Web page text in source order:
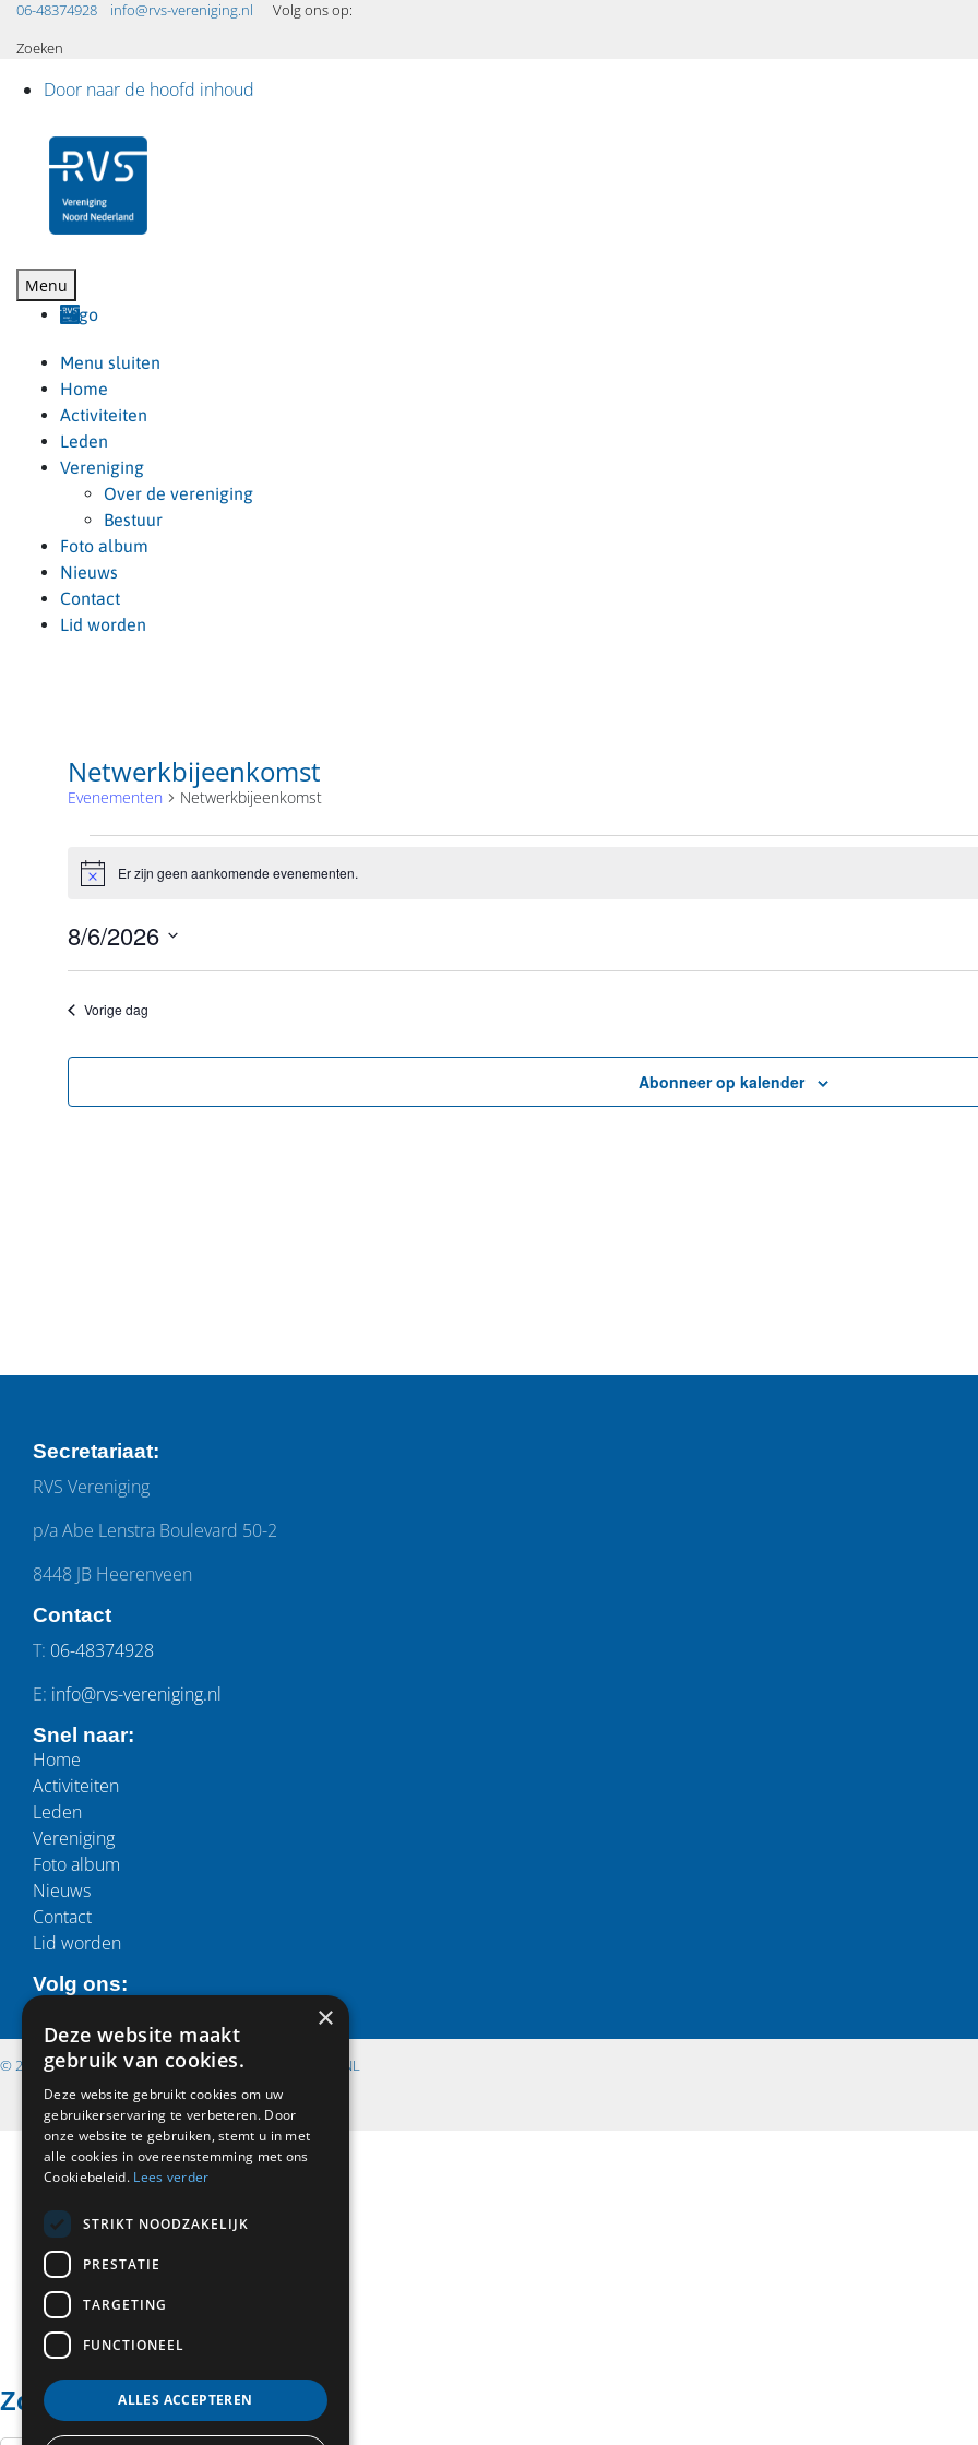
06-48374928 info@rvs-vereniging.nl Volg ons op:
Zoeken
Door naar de hoofd inhoud
RVS Vereniging
Header
Rechts
Logo
Menu sluiten
Home
Activiteiten
Leden
Vereniging
Over de vereniging
Bestuur
Foto album
Nieuws
Contact
Lid worden
Netwerkbijeenkomst
Evenementen Netwerkbijeenkomst
in
6,
BerichtEr zijn geen aankomende evenementen.
8/6/2026
Selecteer
datum.
Vorige dag
Abonneer op kalender
Secretariaat:
RVS Vereniging
p/a Abe Lenstra Boulevard 50-2
8448 JB Heerenveen
Contact
T: 06-48374928
E: info@rvs-vereniging.nl
Snel naar:
Home
Activiteiten
Leden
Vereniging
Foto album
Nieuws
Contact
Lid worden
Volg ons:
©2026| Website ontwikkeling doorWEBSITEBEREIKT.NL
Privacyverklaring
koppeling
Zoeken:
×
Deze website maakt
gebruik van cookies.
Deze website gebruikt cookies om uw
gebruikerservaring te verbeteren. Door
onze website te gebruiken, stemt u in met
alle cookies in overeenstemming met ons
Cookiebeleid. Lees verder
STRIKT NOODZAKELIJK
PRESTATIE
TARGETING
FUNCTIONEEL
ALLES ACCEPTEREN